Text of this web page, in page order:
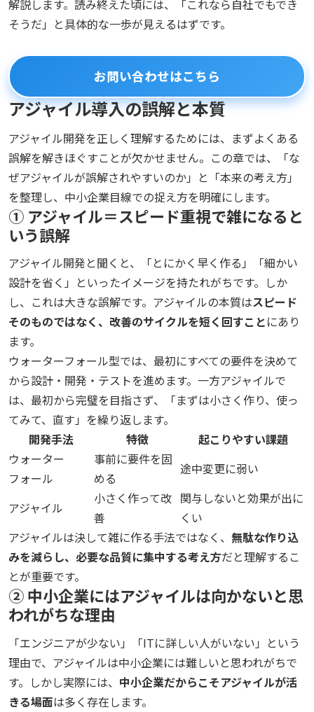
解説します。読み終えた頃には、「これなら自社でもでき
そうだ」と具体的な一歩が見えるはずです。
お問い合わせはこちら
アジャイル導入の誤解と本質
アジャイル開発を正しく理解するためには、まずよくある
誤解を解きほぐすことが欠かせません。この章では、「な
ぜアジャイルが誤解されやすいのか」と「本来の考え方」
を整理し、中小企業目線での捉え方を明確にします。
① アジャイル＝スピード重視で雑になると
いう誤解
アジャイル開発と聞くと、「とにかく早く作る」「細かい
設計を省く」といったイメージを持たれがちです。しか
し、これは大きな誤解です。アジャイルの本質はスピード
そのものではなく、改善のサイクルを短く回すことにあり
ます。
ウォーターフォール型では、最初にすべての要件を決めて
から設計・開発・テストを進めます。一方アジャイルで
は、最初から完璧を目指さず、「まずは小さく作り、使っ
てみて、直す」を繰り返します。
開発手法
特徴
起こりやすい課題
ウォーター
フォール
事前に要件を固
める
途中変更に弱い
アジャイル
小さく作って改
善
関与しないと効果が出に
くい
アジャイルは決して雑に作る手法ではなく、 無駄な作り込
みを減らし、必要な品質に集中する考え方だと理解するこ
とが重要です。
② 中小企業にはアジャイルは向かないと思
われがちな理由
「エンジニアが少ない」「ITに詳しい人がいない」という
理由で、アジャイルは中小企業には難しいと思われがちで
す。しかし実際には、 中小企業だからこそアジャイルが活
きる場面は多く存在します。